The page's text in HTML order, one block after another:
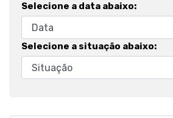
Selecione a data abaixo:
Selecione a situação abaixo: